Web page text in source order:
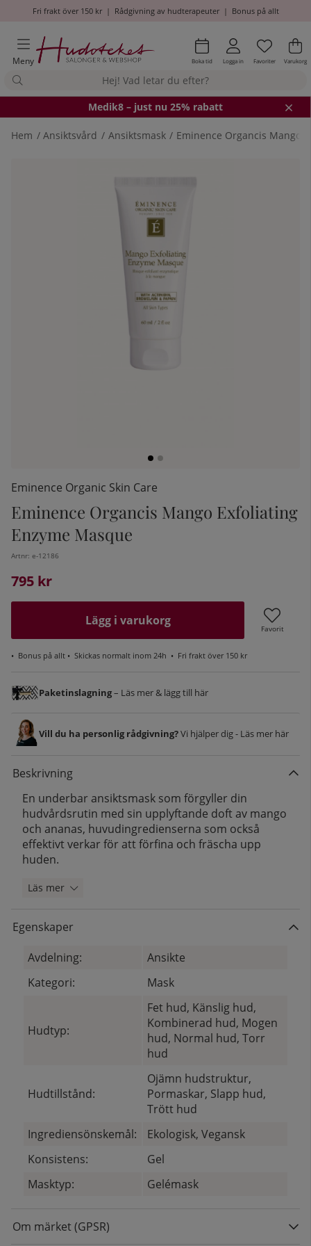
Fri frakt över 150 kr| Rådgivning av hudterapeuter| Bonus på allt
Meny Boka tid Logga in Antal i
.
Favoriter .
Varukorg
Medik8 – just nu 25% rabatt
Hem Ansiktsvård Ansiktsmask Eminence Organcis Mango
Eminence Organic Skin Care
Eminence Organcis Mango Exfoliating
Enzyme Masque
Artnr: e-12186
795 kr
Lägg i varukorg
Favorit
• Bonus på allt • Skickas normalt inom 24h • Fri frakt över 150 kr
Paketinslagning– Läs mer & lägg till här
Vill du ha personlig rådgivning?Vi hjälper dig - Läs mer här
Beskrivning
En underbar ansiktsmask som förgyller din
hudvårdsrutin med sin upplyftande doft av mango
och ananas, huvudingredienserna som också
effektivt verkar för att förfina och fräscha upp
huden.
Läs mer
Egenskaper
Avdelning:
Ansikte
Kategori:
Mask
Hudtyp:
Fet hud, Känslig hud,
Kombinerad hud, Mogen
hud, Normal hud, Torr
hud
Hudtillstånd:
Ojämn hudstruktur,
Pormaskar, Slapp hud,
Trött hud
Ingrediensönskemål:
Ekologisk, Vegansk
Konsistens:
Gel
Masktyp:
Gelémask
Om märket (GPSR)